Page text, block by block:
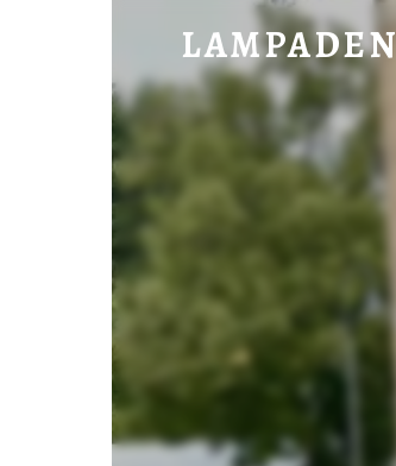
LAMPADEN
im vorderen Hochwald gelegen